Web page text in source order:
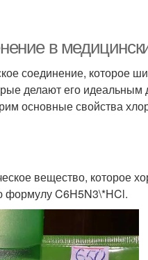
в
соединение, которое
делают его идеальным
основные свойства
вещество, которое
формулу C6H5N3\*HCl.